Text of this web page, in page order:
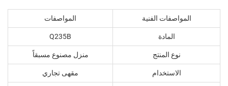
المواصفات الفنية المواصفات
المادة Q235B
نوع المنتج منزل مصنوع مسبقاً
الاستخدام مقهى تجاري